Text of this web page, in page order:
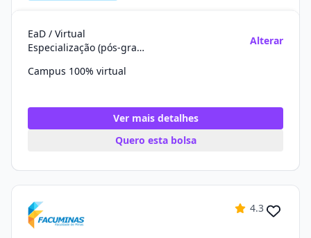
EaD / Virtual
Especialização (pós-graduação)
Alterar
Campus 100% virtual
Ver mais detalhes
Quero esta bolsa
4.3